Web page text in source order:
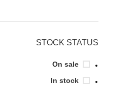
STOCK STATUS
On sale
In stock